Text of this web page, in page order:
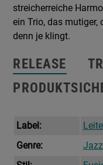
streicherreiche
ein Trio, das
denn je klingt.
RELEASE
Label:
Genre:
Jazz